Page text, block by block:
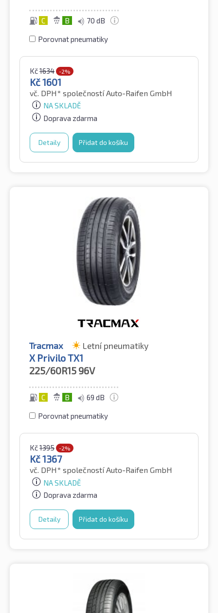
C B 70 dB
Porovnat pneumatiky
Kč1634 -2%
Kč1601
vč. DPH* společností Auto-Raifen GmbH
NA SKLADĚ
Doprava zdarma
Detaily Přidat do košíku
Tracmax Letní pneumatiky
X Privilo TX1
225/60R15 96V
C B 69 dB
Porovnat pneumatiky
Kč1395 -2%
Kč1367
vč. DPH* společností Auto-Raifen GmbH
NA SKLADĚ
Doprava zdarma
Detaily Přidat do košíku